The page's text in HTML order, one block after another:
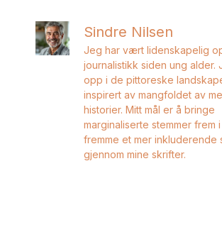
Sindre Nilsen
Jeg har vært lidenskapelig
journalistikk siden ung alder.
opp i de pittoreske
inspirert av mangfoldet av
historier. Mitt mål er å bringe
marginaliserte stemmer frem
fremme et mer inkluderende
gjennom mine skrifter.